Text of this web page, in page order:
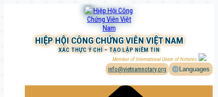
HIỆP HỘI CÔNG CHỨNG VIÊN VIỆT NAM
XÁC THỰC Ý CHÍ – TẠO LẬP NIỀM TIN
Member of International Union of Notaries
info@vietnamnotary.org Languages